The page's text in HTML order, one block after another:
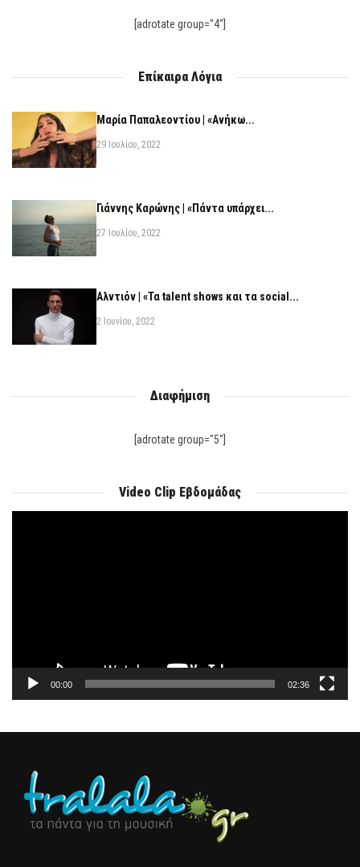
[adrotate group="4"]
Επίκαιρα Λόγια
Μαρία Παπαλεοντίου | «Ανήκω...
29 Ιουλίου, 2022
Γιάννης Καρώνης | «Πάντα υπάρχει...
27 Ιουλίου, 2022
Αλντιόν | «Τα talent shows και τα social...
2 Ιουνίου, 2022
Διαφήμιση
[adrotate group="5"]
Video Clip Εβδομάδας
00:00 02:36